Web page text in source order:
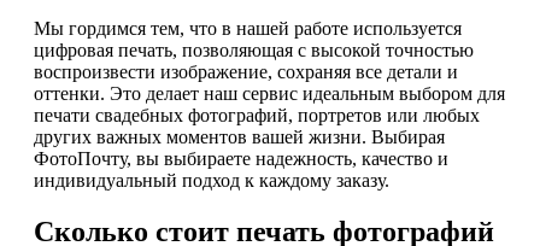
Мы гордимся тем, что в нашей работе используется
цифровая печать, позволяющая с высокой точностью
воспроизвести изображение, сохраняя все детали и
оттенки. Это делает наш сервис идеальным выбором для
печати свадебных фотографий, портретов или любых
других важных моментов вашей жизни. Выбирая
ФотоПочту, вы выбираете надежность, качество и
индивидуальный подход к каждому заказу.
Сколько стоит печать фотографий